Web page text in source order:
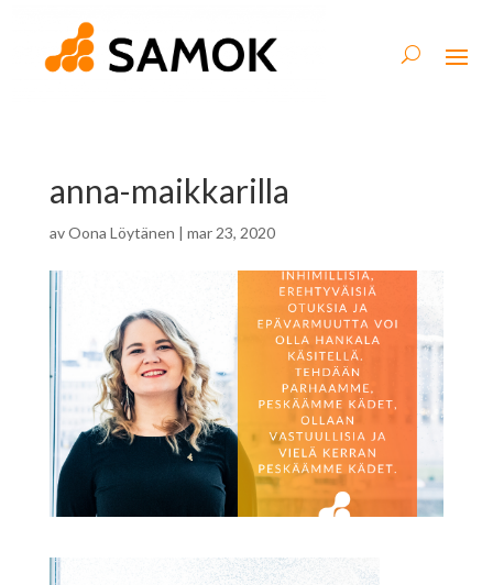
anna-maikkarilla
avOona Löytänen | mar 23, 2020